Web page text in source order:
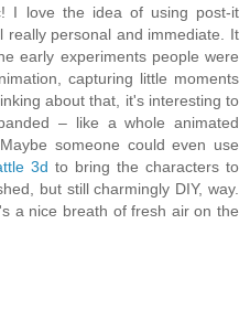
I love the idea of using post-it
really personal and immediate. It
early experiments people were
capturing little moments
about that, it's interesting to
– like a whole animated
someone could even use
3d to bring the characters to
but still charmingly DIY, way.
a nice breath of fresh air on the